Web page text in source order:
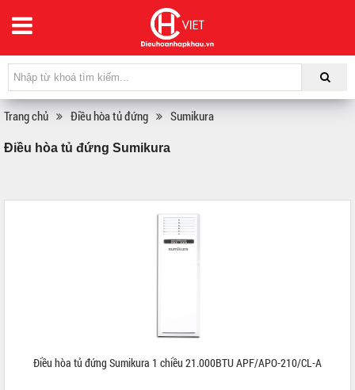
Trang chủ Điều hòa tủ đứng Sumikura
Điều hòa tủ đứng Sumikura
Điều hòa tủ đứng Sumikura 1 chiều 21.000BTU APF/APO-210/CL-A